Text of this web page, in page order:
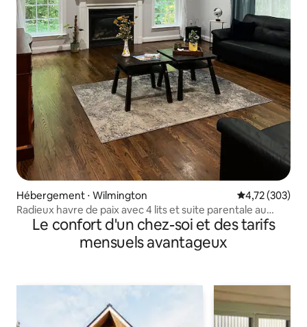
Hébergement ⋅ Wilmington Évaluation
4,72 (303)
Radieux havre de paix avec 4 lits et suite parentale au
nord de Wilmington
Le confort d'un chez-soi et des tarifs
mensuels avantageux